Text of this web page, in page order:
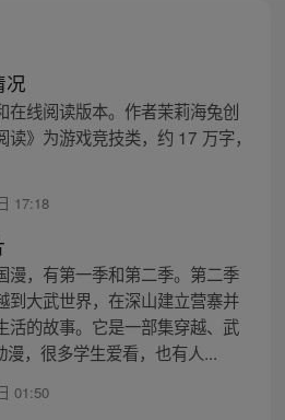
况
在线阅读版本。作者茉莉海兔创
》为游戏竞技类，约 17 万字，
17:18
漫，有第一季和第二季。第二季
到大武世界，在深山建立营寨并
活的故事。它是一部集穿越、武
，很多学生爱看，也有人...
01:50